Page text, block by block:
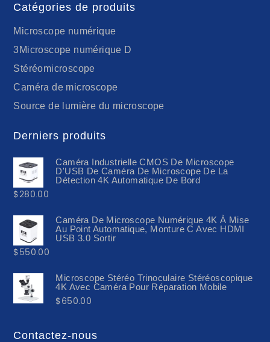
Catégories de produits
Microscope numérique
3Microscope numérique D
Stéréomicroscope
Caméra de microscope
Source de lumière du microscope
Derniers produits
Caméra Industrielle CMOS De Microscope
D'USB De Caméra De Microscope De La
Détection 4K Automatique De Bord
$280.00
Caméra De Microscope Numérique 4K À Mise
Au Point Automatique, Monture C Avec HDMI
USB 3.0 Sortir
$550.00
Microscope Stéréo Trinoculaire Stéréoscopique
4K Avec Caméra Pour Réparation Mobile
$650.00
Contactez-nous